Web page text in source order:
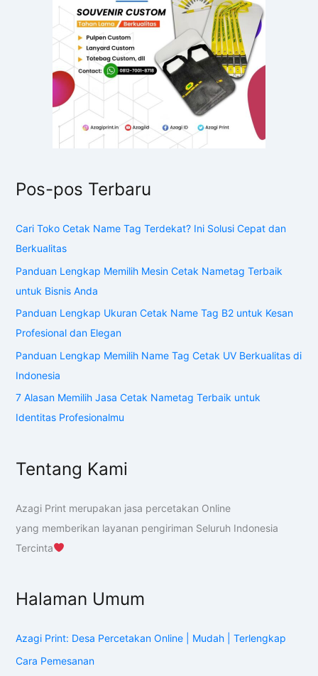
Pos-pos Terbaru
Cari Toko Cetak Name Tag Terdekat? Ini Solusi Cepat dan
Berkualitas
Panduan Lengkap Memilih Mesin Cetak Nametag Terbaik
untuk Bisnis Anda
Panduan Lengkap Ukuran Cetak Name Tag B2 untuk Kesan
Profesional dan Elegan
Panduan Lengkap Memilih Name Tag Cetak UV Berkualitas di
Indonesia
7 Alasan Memilih Jasa Cetak Nametag Terbaik untuk
Identitas Profesionalmu
Tentang Kami
Azagi Print merupakan jasa percetakan Online
yang memberikan layanan pengiriman Seluruh Indonesia
Tercinta
Halaman Umum
Azagi Print: Desa Percetakan Online | Mudah | Terlengkap
Cara Pemesanan